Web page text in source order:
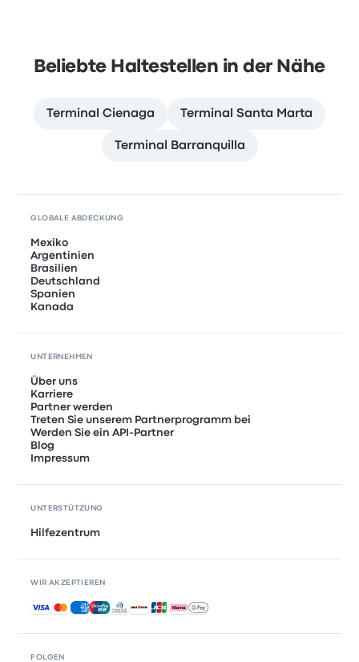
Beliebte Haltestellen in der Nähe
Terminal Cienaga Terminal Santa Marta
Terminal Barranquilla
FOLGEN
GLOBALE ABDECKUNG
Mexiko
Argentinien
Brasilien
Deutschland
Spanien
Kanada
UNTERNEHMEN
Über uns
Karriere
Partner werden
Treten Sie unserem Partnerprogramm bei
Werden Sie ein API-Partner
Blog
Impressum
UNTERSTÜTZUNG
Hilfezentrum
WIR AKZEPTIEREN
Akzeptierte Zahlungsmethoden